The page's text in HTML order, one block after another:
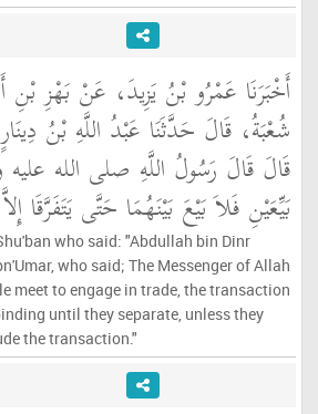
أَخْبَرَنَا عَمْرُو بْنُ يَزِيدَ، عَنْ بَهْزِ
شُعْبَةُ، قَالَ حَدَّثَنَا عَبْدُ اللَّهِ بْنُ
قَالَ قَالَ رَسُولُ اللَّهِ صلى الله
بَيِّعَيْنِ فَلاَ بَيْعَ بَيْنَهُمَا حَتَّى يَتَفَرَّقَا
who said: "Abdullah bin Dinr
who said; The Messenger of Allah
meet to engage in trade, the transaction
until they separate, unless they
the transaction."